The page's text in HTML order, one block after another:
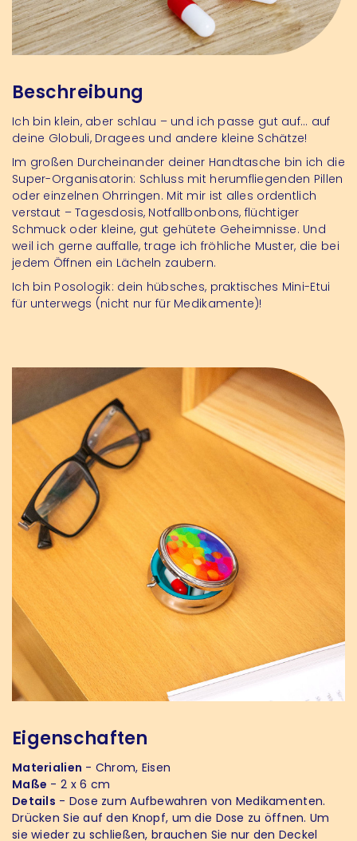
Beschreibung
Ich bin klein, aber schlau – und ich passe gut auf… auf
deine Globuli, Dragees und andere kleine Schätze!
Im großen Durcheinander deiner Handtasche bin ich die
Super-Organisatorin: Schluss mit herumfliegenden Pillen
oder einzelnen Ohrringen. Mit mir ist alles ordentlich
verstaut – Tagesdosis, Notfallbonbons, flüchtiger
Schmuck oder kleine, gut gehütete Geheimnisse. Und
weil ich gerne auffalle, trage ich fröhliche Muster, die bei
jedem Öffnen ein Lächeln zaubern.
Ich bin Posologik: dein hübsches, praktisches Mini-Etui
für unterwegs (nicht nur für Medikamente)!
Eigenschaften
Materialien - Chrom, Eisen
Maße - 2 x 6 cm
Details - Dose zum Aufbewahren von Medikamenten.
Drücken Sie auf den Knopf, um die Dose zu öffnen. Um
sie wieder zu schließen, brauchen Sie nur den Deckel